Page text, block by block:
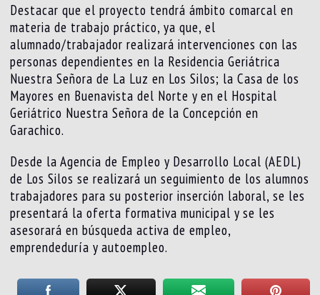
Destacar que el proyecto tendrá ámbito comarcal en
materia de trabajo práctico, ya que, el
alumnado/trabajador realizará intervenciones con las
personas dependientes en la Residencia Geriátrica
Nuestra Señora de La Luz en Los Silos; la Casa de los
Mayores en Buenavista del Norte y en el Hospital
Geriátrico Nuestra Señora de la Concepción en
Garachico.
Desde la Agencia de Empleo y Desarrollo Local (AEDL)
de Los Silos se realizará un seguimiento de los alumnos
trabajadores para su posterior inserción laboral, se les
presentará la oferta formativa municipal y se les
asesorará en búsqueda activa de empleo,
emprendeduría y autoempleo.